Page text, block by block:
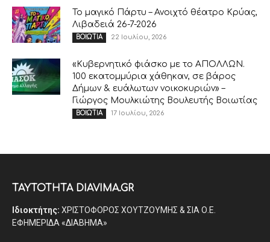
Το μαγικό Πάρτυ – Ανοιχτό θέατρο Κρύας,
Λιβαδειά 26-7-2026
ΒΟΙΩΤΙΑ 22 Ιουλίου, 2026
«Κυβερνητικό φιάσκο με το ΑΠΟΛΛΩΝ.
100 εκατομμύρια χάθηκαν, σε βάρος
Δήμων & ευάλωτων νοικοκυριών» –
Γιώργος Μουλκιώτης Βουλευτής Βοιωτίας
ΒΟΙΩΤΙΑ 17 Ιουλίου, 2026
ΤΑΥΤΟΤΗΤΑ DIAVIMA.GR
Ιδιοκτήτης: ΧΡΙΣΤΟΦΟΡΟΣ ΧΟΥΤΖΟΥΜΗΣ & ΣΙΑ Ο.Ε.
ΕΦΗΜΕΡΙΔΑ «ΔΙΑΒΗΜΑ»